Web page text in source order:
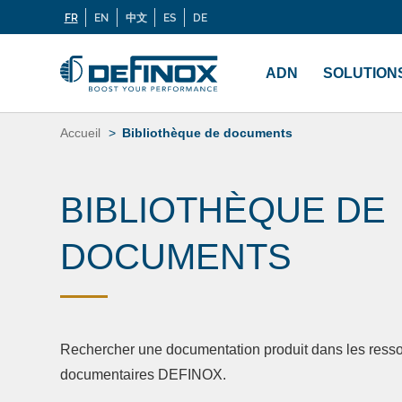
Langues
FR EN 中文 ES DE
Aller
au
contenu
principal
ADN
Si vous recherchez une documentation, cliquez
Accueil Bibliothèque de documents
BIBLIOTHÈQUE DE
DOCUMENTS
Rechercher une documentation produit dans les
documentaires DEFINOX.